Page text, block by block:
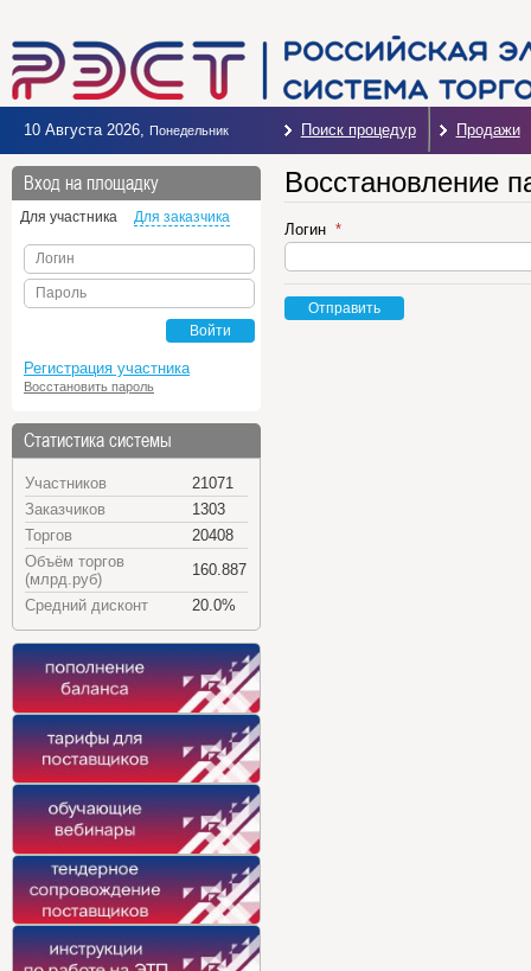
10 Августа 2026, Понедельник Поиск процедур Продажи
Вход на площадку
Для участника Для заказчика
Логин
Пароль
Войти
Регистрация участника
Восстановить пароль
Статистика системы
Участников
21071
Заказчиков
1303
Торгов
20408
Объём торгов
(млрд.руб)
160.887
Средний дисконт
20.0%
Восстановление
Логин
Отправить